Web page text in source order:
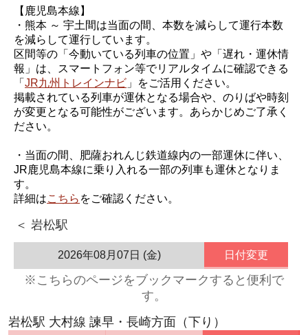
【鹿児島本線】
・熊本 ～ 宇土間は当面の間、本数を減らして運行本数
を減らして運行しています。
区間等の「今動いている列車の位置」や「遅れ・運休情
報」は、スマートフォン等でリアルタイムに確認できる
「JR九州トレインナビ 」をご活用ください。
掲載されている列車が運休となる場合や、のりばや時刻
が変更となる可能性がございます。あらかじめご了承く
ださい。
・当面の間、肥薩おれんじ鉄道線内の一部運休に伴い、
JR鹿児島本線に乗り入れる一部の列車も運休となりま
す。
詳細はこちら をご確認ください。
＜ 岩松駅
2026年08月07日 (金) 日付変更
※こちらのページをブックマークすると便利で
す。
岩松駅 大村線 諫早・長崎方面（下り）